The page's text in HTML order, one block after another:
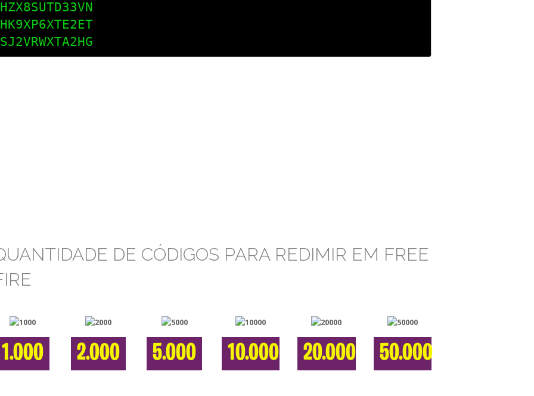
HZX8SUTD33VN
HK9XP6XTE2ET
SJ2VRWXTA2HG
DE CÓDIGOS PARA REDIMIR EM FREE
1.000 2.000 5.000 10.000 20.000 50.000